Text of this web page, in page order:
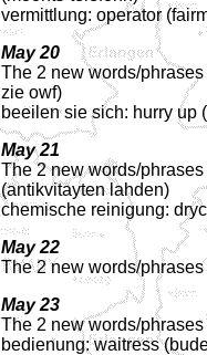
vermittlung: operator
May 20
The 2 new words/
zie owf)
beeilen sie sich: hurry up
May 21
The 2 new words/
(antikvitayten lahden)
chemische reinigung:
May 22
The 2 new words/
May 23
The 2 new words/
bedienung: waitress